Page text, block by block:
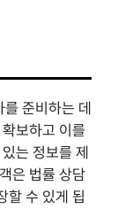
준비하는 데
보하고 이를
는 정보를 제
은 법률 상담
할 수 있게 됩